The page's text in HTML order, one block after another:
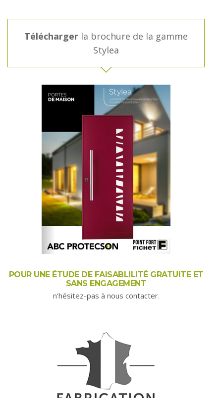
Télécharger la brochure de la gamme
Stylea
POUR UNE ÉTUDE DE FAISABLILITÉ GRATUITE ET
SANS ENGAGEMENT
n'hésitez-pas à nous contacter.